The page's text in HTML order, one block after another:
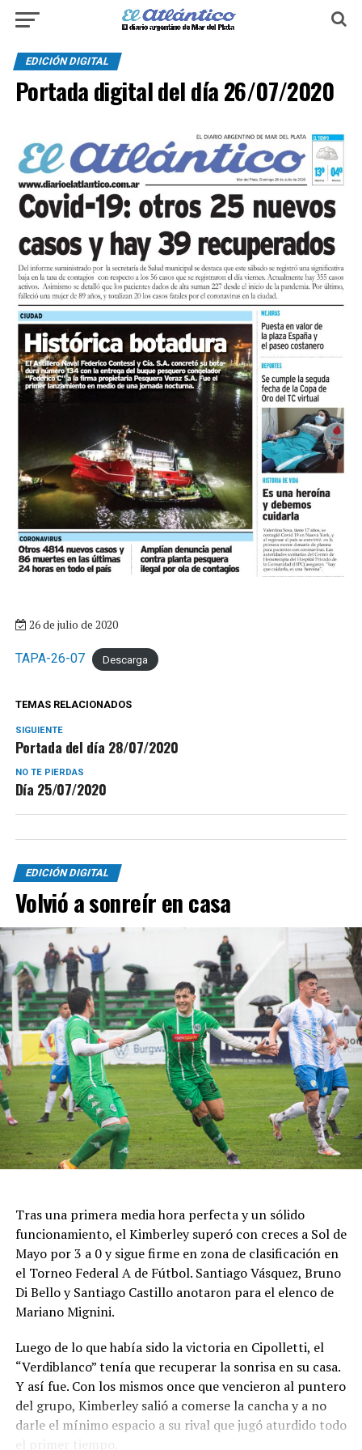
EDICIÓN DIGITAL
Portada digital del día 26/07/2020
26 de julio de 2020
TAPA-26-07 Descarga
TEMAS RELACIONADOS
SIGUIENTE
Portada del día 28/07/2020
NO TE PIERDAS
Día 25/07/2020
EDICIÓN DIGITAL
Volvió a sonreír en casa
Tras una primera media hora perfecta y un sólido
funcionamiento, el Kimberley superó con creces a Sol de
Mayo por 3 a 0 y sigue firme en zona de clasificación en
el Torneo Federal A de Fútbol. Santiago Vásquez, Bruno
Di Bello y Santiago Castillo anotaron para el elenco de
Mariano Mignini.
Luego de lo que había sido la victoria en Cipolletti, el
“Verdiblanco” tenía que recuperar la sonrisa en su casa.
Y así fue. Con los mismos once que vencieron al puntero
del grupo, Kimberley salió a comerse la cancha y a no
darle el mínimo espacio a su rival que jugó aturdido todo
el primer tiempo.